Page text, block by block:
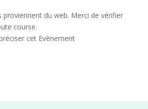
du web. Merci de vérifier
course.
cet Evènement